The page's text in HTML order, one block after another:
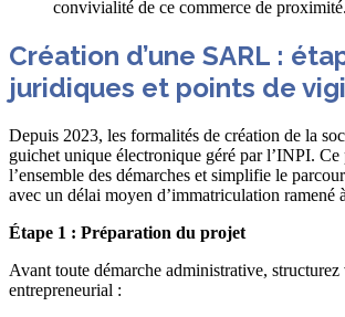
Création d’une SARL :
juridiques et points de
Depuis 2023, les formalités de création de la
guichet unique électronique géré par l’INPI.
l’ensemble des démarches et simplifie le
avec un délai moyen d’immatriculation ramené
Étape 1 : Préparation du projet
Avant toute démarche administrative,
entrepreneurial :